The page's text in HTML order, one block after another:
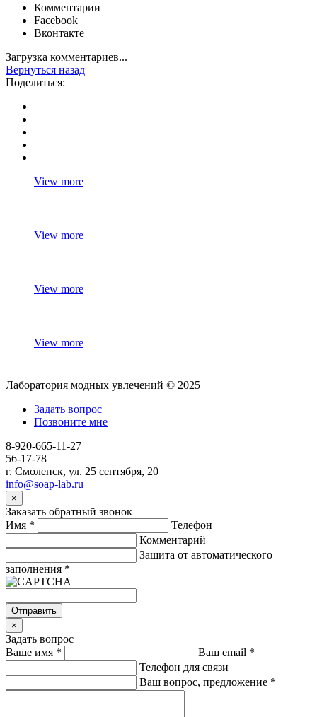
Комментарии
Facebook
Вконтакте
Загрузка комментариев...
Вернуться назад
Поделиться:
View more
View more
View more
View more
Лаборатория модных увлечений © 2025
Задать вопрос
Позвоните мне
8-920-665-11-27
56-17-78
г. Смоленск, ул. 25 сентября, 20
info@soap-lab.ru
×
Заказать обратный звонок
Имя *
Телефон
Комментарий
Защита от автоматического
заполнения *
Отправить
×
Задать вопрос
Ваше имя * Ваш email *
Телефон для связи
Ваш вопрос, предложение *